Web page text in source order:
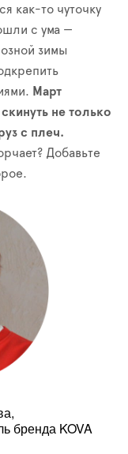
как-то чуточку
с ума —
зимы
Март
не только
с плеч.
Добавьте
бренда KOVA